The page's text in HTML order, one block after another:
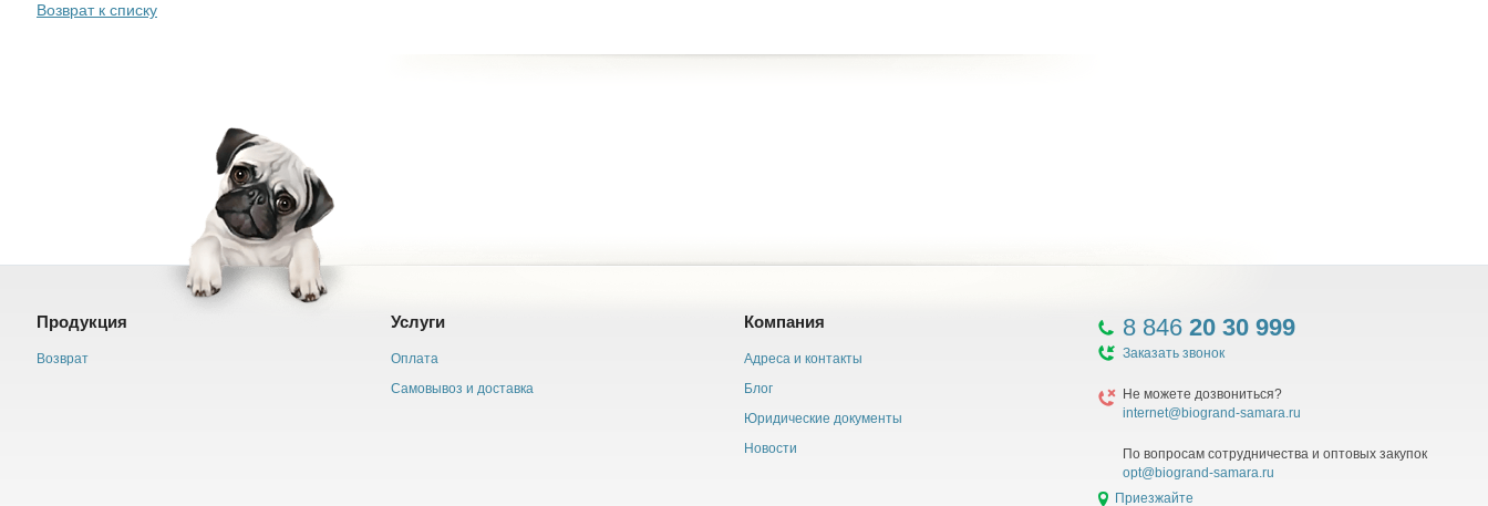
Возврат к списку
Продукция
Возврат
Услуги
Оплата
Самовывоз и доставка
Компания
Адреса и контакты
Блог
Юридические документы
Новости
8 846 20 30 999
Заказать звонок
Не можете дозвониться?
internet@biogrand-samara.ru
По вопросам сотрудничества и оптовых закупок
opt@biogrand-samara.ru
Приезжайте